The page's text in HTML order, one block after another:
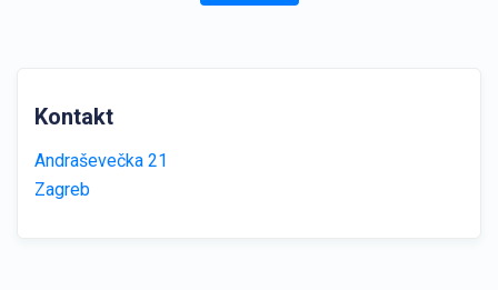
Kontakt
Andraševečka 21
Zagreb